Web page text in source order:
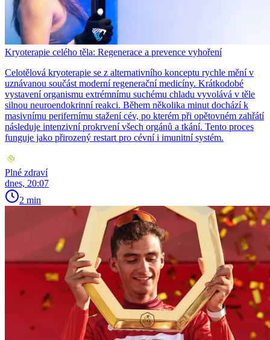
Kryoterapie celého těla: Regenerace a prevence vyhoření
Celotělová kryoterapie se z alternativního konceptu rychle mění v
uznávanou součást moderní regenerační medicíny. Krátkodobé
vystavení organismu extrémnímu suchému chladu vyvolává v těle
silnou neuroendokrinní reakci. Během několika minut dochází k
masivnímu perifernímu stažení cév, po kterém při opětovném zahřátí
následuje intenzivní prokrvení všech orgánů a tkání. Tento proces
funguje jako přirozený restart pro cévní i imunitní systém.
Plné zdraví
dnes, 20:07
2 min